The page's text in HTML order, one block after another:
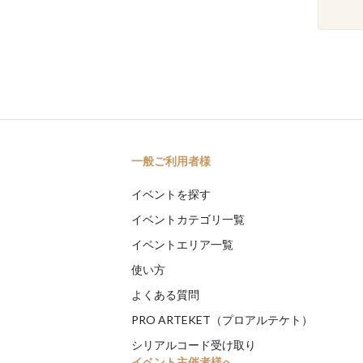
一般ご利用者様
イベントを探す
イベントカテゴリ一覧
イベントエリア一覧
使い方
よくある質問
PRO ARTEKET（プロアルテケト）
シリアルコード受け取り